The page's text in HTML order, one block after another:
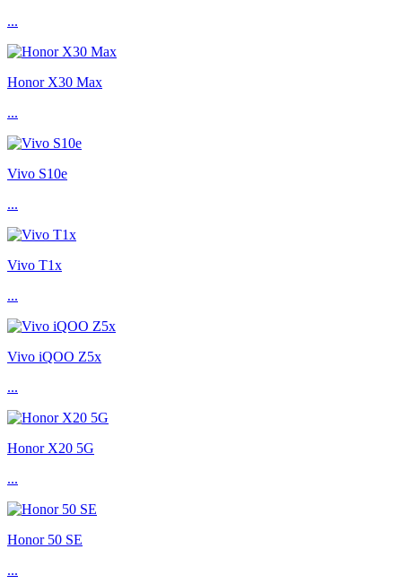
...
Honor X30 Max
...
Vivo S10e
...
Vivo T1x
...
Vivo iQOO Z5x
...
Honor X20 5G
...
Honor 50 SE
...